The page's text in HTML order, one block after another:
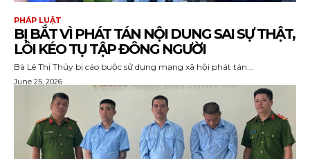
PHÁP LUẬT
BỊ BẮT VÌ PHÁT TÁN NỘI DUNG SAI SỰ THẬT,
LÔI KÉO TỤ TẬP ĐÔNG NGƯỜI
Bà Lê Thị Thủy bị cáo buộc sử dụng mạng xã hội phát tán...
June 25, 2026